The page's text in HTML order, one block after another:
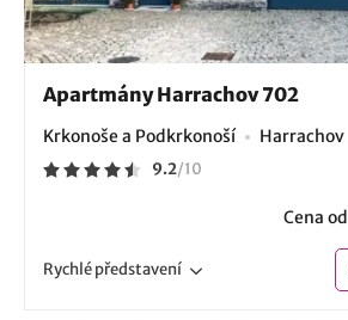
Apartmány Harrachov 702
Krkonoše a Podkrkonoší Harrachov
9.2/10
Cena od
Rychlépředstavení